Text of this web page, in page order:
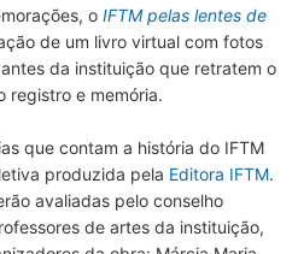
o IFTM pelas lentes de
de um livro virtual com fotos
da instituição que retratem o
registro e memória.
que contam a história do IFTM
produzida pela Editora IFTM.
avaliadas pelo conselho
de artes da instituição,